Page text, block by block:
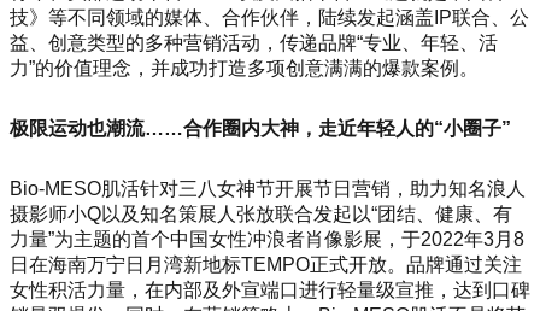
技》等不同领域的媒体、合作伙伴，陆续发起涵盖IP联合、公
益、创意类型的多种营销活动，传递品牌“专业、年轻、活
力”的价值理念，并成功打造多项创意满满的爆款案例。
极限运动也潮流……合作圈内大神，走近年轻人的“小圈子”
Bio-MESO肌活针对三八女神节开展节日营销，助力知名浪人
摄影师小Q以及知名策展人张放联合发起以“团结、健康、有
力量”为主题的首个中国女性冲浪者肖像影展，于2022年3月8
日在海南万宁日月湾新地标TEMPO正式开放。品牌通过关注
女性积活力量，在内部及外宣端口进行轻量级宣推，达到口碑